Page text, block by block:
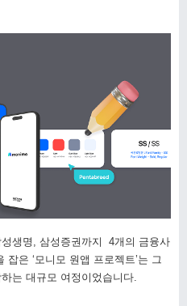
생명, 삼성증권까지 4개의 금융사
은 ‘모니모 원앱 프로젝트’는 그
는 대규모 여정이었습니다.